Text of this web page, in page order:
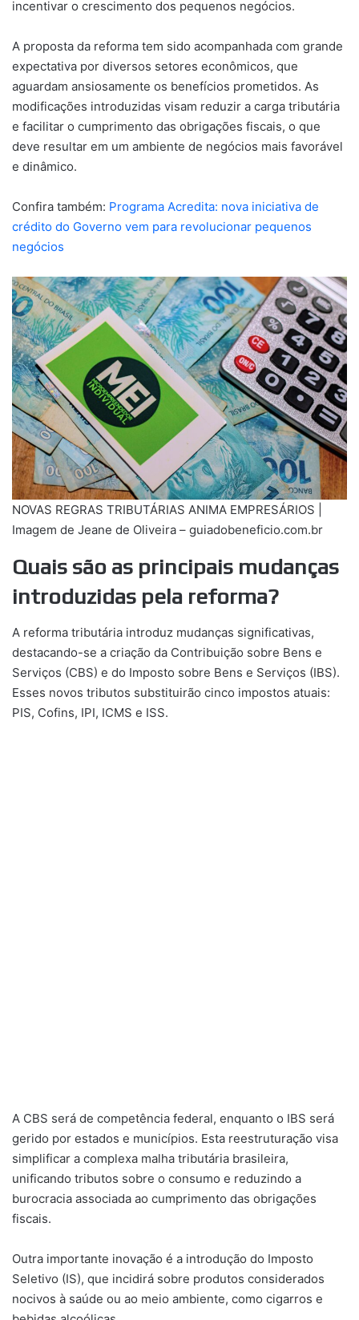
incentivar o crescimento dos pequenos negócios.
A proposta da reforma tem sido acompanhada com grande
expectativa por diversos setores econômicos, que
aguardam ansiosamente os benefícios prometidos. As
modificações introduzidas visam reduzir a carga tributária
e facilitar o cumprimento das obrigações fiscais, o que
deve resultar em um ambiente de negócios mais favorável
e dinâmico.
Confira também: Programa Acredita: nova iniciativa de
crédito do Governo vem para revolucionar pequenos
negócios
NOVAS REGRAS TRIBUTÁRIAS ANIMA EMPRESÁRIOS |
Imagem de Jeane de Oliveira – guiadobeneficio.com.br
Quais são as principais mudanças
introduzidas pela reforma?
A reforma tributária introduz mudanças significativas,
destacando-se a criação da Contribuição sobre Bens e
Serviços (CBS) e do Imposto sobre Bens e Serviços (IBS).
Esses novos tributos substituirão cinco impostos atuais:
PIS, Cofins, IPI, ICMS e ISS.
A CBS será de competência federal, enquanto o IBS será
gerido por estados e municípios. Esta reestruturação visa
simplificar a complexa malha tributária brasileira,
unificando tributos sobre o consumo e reduzindo a
burocracia associada ao cumprimento das obrigações
fiscais.
Outra importante inovação é a introdução do Imposto
Seletivo (IS), que incidirá sobre produtos considerados
nocivos à saúde ou ao meio ambiente, como cigarros e